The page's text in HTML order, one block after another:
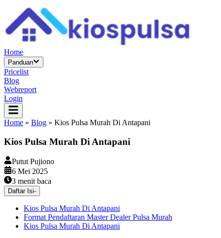
Home
Panduan
Pricelist
Blog
Webreport
Login
Home » Blog » Kios Pulsa Murah Di Antapani
Kios Pulsa Murah Di Antapani
Putut Pujiono
6 Mei 2025
3 menit baca
Daftar Isi-
Kios Pulsa Murah Di Antapani
Format Pendaftaran Master Dealer Pulsa Murah
Kios Pulsa Murah Di Antapani